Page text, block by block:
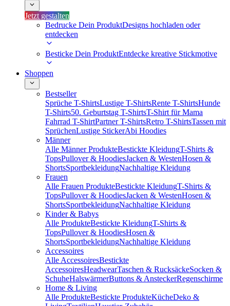
Jetzt gestalten
Bedrucke Dein ProduktDesigns hochladen oder
entdecken
Besticke Dein ProduktEntdecke kreative Stickmotive
Shoppen
Bestseller
Sprüche T-ShirtsLustige T-ShirtsRente T-ShirtsHunde
T-Shirts50. Geburtstag T-ShirtsT-Shirt für Mama
Fahrrad T-ShirtPartner T-ShirtsRetro T-ShirtsTassen mit
SprüchenLustige StickerAbi Hoodies
Männer
Alle Männer ProdukteBestickte KleidungT-Shirts &
TopsPullover & HoodiesJacken & WestenHosen &
ShortsSportbekleidungNachhaltige Kleidung
Frauen
Alle Frauen ProdukteBestickte KleidungT-Shirts &
TopsPullover & HoodiesJacken & WestenHosen &
ShortsSportbekleidungNachhaltige Kleidung
Kinder & Babys
Alle ProdukteBestickte KleidungT-Shirts &
TopsPullover & HoodiesHosen &
ShortsSportbekleidungNachhaltige Kleidung
Accessoires
Alle AccessoiresBestickte
AccessoiresHeadwearTaschen & RucksäckeSocken &
SchuheHalswärmerButtons & AnsteckerRegenschirme
Home & Living
Alle ProdukteBestickte ProdukteKücheDeko &